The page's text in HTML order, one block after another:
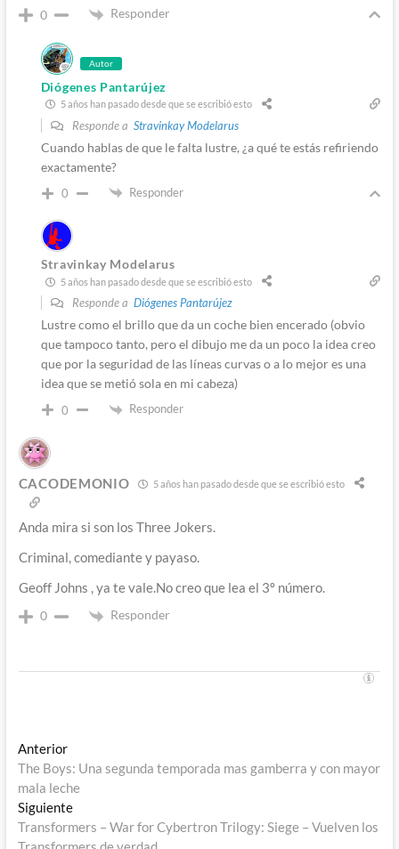
0 Responder
Autor
Diógenes Pantarújez
5 años han pasado desde que se escribió esto
Responde a Stravinkay Modelarus
Cuando hablas de que le falta lustre, ¿a qué te estás refiriendo
exactamente?
0 Responder
Stravinkay Modelarus
5 años han pasado desde que se escribió esto
Responde a Diógenes Pantarújez
Lustre como el brillo que da un coche bien encerado (obvio
que tampoco tanto, pero el dibujo me da un poco la idea creo
que por la seguridad de las líneas curvas o a lo mejor es una
idea que se metió sola en mi cabeza)
0 Responder
CACODEMONIO 5 años han pasado desde que se escribió esto
Anda mira si son los Three Jokers.
Criminal, comediante y payaso.
Geoff Johns , ya te vale.No creo que lea el 3º número.
0 Responder
Navegación
de
entradas
AnteriorEntrada
anterior:
The Boys: Una segunda temporada mas gamberra y con mayor
mala leche
SiguienteEntrada
siguiente:
Transformers – War for Cybertron Trilogy: Siege – Vuelven los